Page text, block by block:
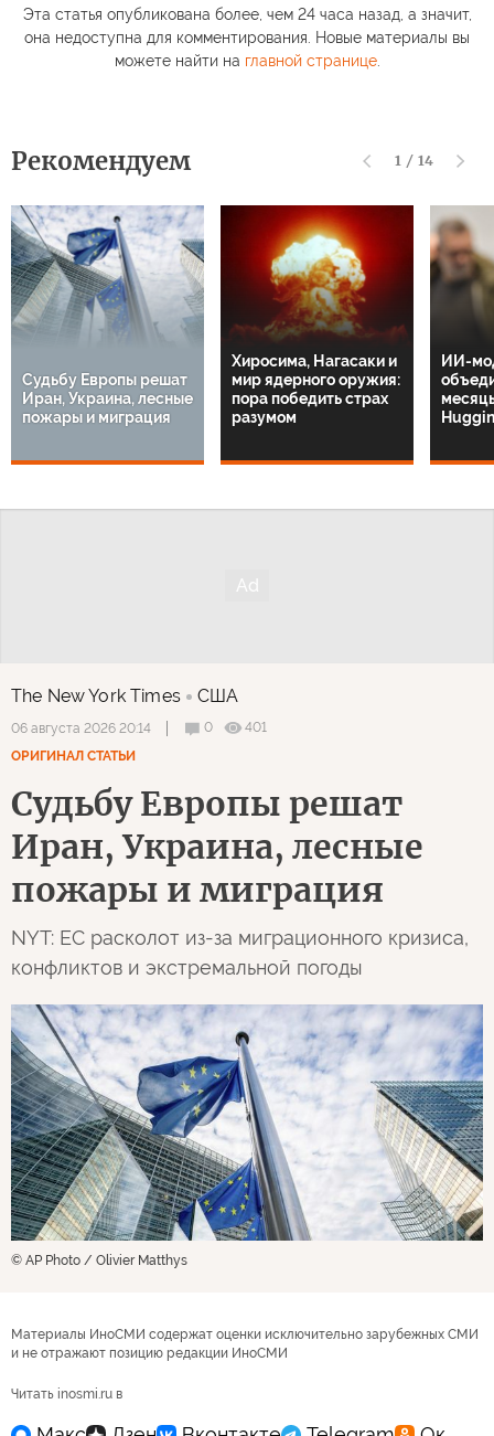
Эта статья опубликована более, чем 24 часа назад, а значит,
она недоступна для комментирования. Новые материалы вы
можете найти на главной странице.
Рекомендуем 1 / 14
Судьбу Европы решат
Иран, Украина, лесные
пожары и миграция
Хиросима, Нагасаки и
мир ядерного оружия:
пора победить страх
разумом
ИИ-
The New York Times США
06 августа 2026 20:14 0
401
ОРИГИНАЛ СТАТЬИ
Судьбу Европы решат
Иран, Украина, лесные
пожары и миграция
NYT: ЕС расколот из-за миграционного кризиса,
конфликтов и экстремальной погоды
© AP Photo / Olivier Matthys
Материалы ИноСМИ содержат оценки исключительно зарубежных СМИ
и не отражают позицию редакции ИноСМИ
Читать inosmi.ru в